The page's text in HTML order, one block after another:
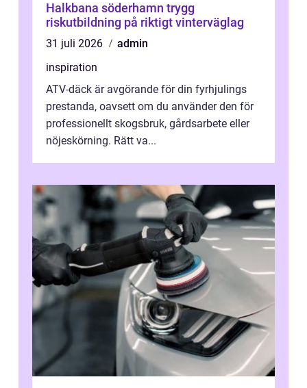
Halkbana söderhamn trygg
riskutbildning på riktigt vinterväglag
31 juli 2026
admin
inspiration
ATV-däck är avgörande för din fyrhjulings
prestanda, oavsett om du använder den för
professionellt skogsbruk, gårdsarbete eller
nöjeskörning. Rätt va...